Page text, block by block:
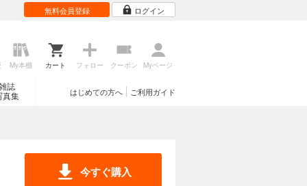
無料会員登録 ログイン
My本棚 カート フォロー クーポン Myページ
誌
真集
ご利用ガイド
はじめての方へ
今すぐ購入